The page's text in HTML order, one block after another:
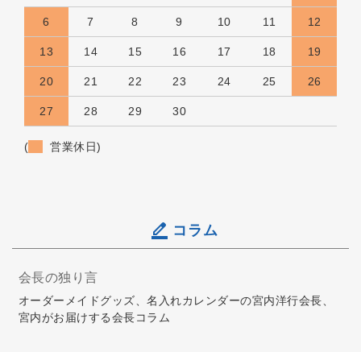
6 7 8 9 10 11 12
13 14 15 16 17 18 19
20 21 22 23 24 25 26
27 28 29 30
( 営業休日)
コラム
会長の独り言
オーダーメイドグッズ、名入れカレンダーの宮内洋行会長、
宮内がお届けする会長コラム